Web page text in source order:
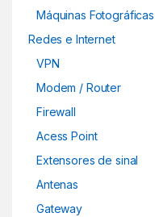
Máquinas Fotográficas
Redes e Internet
VPN
Modem / Router
Firewall
Acess Point
Extensores de sinal
Antenas
Gateway